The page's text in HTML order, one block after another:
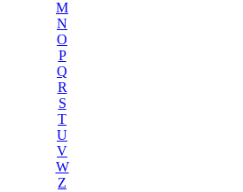
M
N
O
P
Q
R
S
T
U
V
W
Z